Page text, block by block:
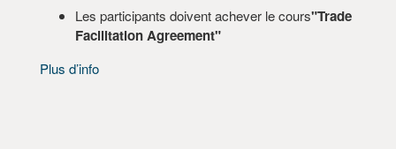
Les participants doivent achever le cours"Trade
Facilitation Agreement"
Plus d’info